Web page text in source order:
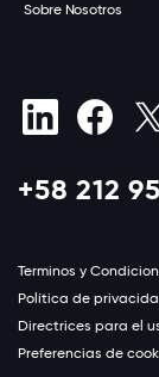
Sobre Nosotros
+58 212
Terminos y
Política de
Directrices para el
Preferencias de